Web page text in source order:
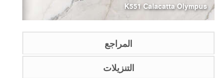
K551 Calacatta Olympus
المراجع
التنزيلات